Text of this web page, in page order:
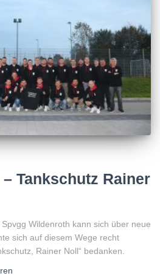
Tankschutz Rainer
Wildenroth kann sich über neue
sich auf diesem Wege recht
Rainer Noll“ bedanken.